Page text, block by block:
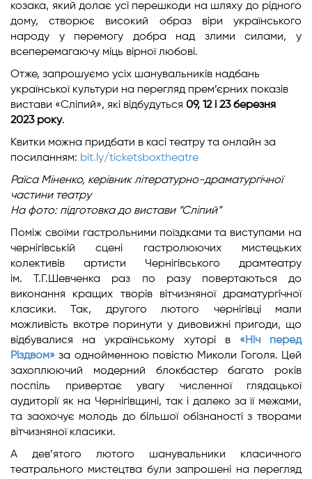
козака, який долає усі перешкоди на шляху до рідного
дому, створює високий образ віри українського
народу у перемогу добра над злими силами, у
всеперемагаючу міць вірної любові.
Отже, запрошуємо усіх шанувальників надбань
української культури на перегляд прем’єрних показів
вистави «Сліпий», які відбудуться 09, 12 і 23 березня
2023 року.
Квитки можна придбати в касі театру та онлайн за
посиланням: bit.ly/ticketsboxtheatre
Раїса Міненко, керівник літературно-драматургічної
частини театру
На фото: підготовка до вистави “Сліпий”
Поміж своїми гастрольними поїздками та виступами на
чернігівській сцені гастролюючих мистецьких
колективів артисти Чернігівського драмтеатру
ім. Т.Г.Шевченка раз по разу повертаються до
виконання кращих творів вітчизняної драматургічної
класики. Так, другого лютого чернігівці мали
можливість вкотре поринути у дивовижні пригоди, що
відбувалися на українському хуторі в «Ніч перед
Різдвом» за однойменною повістю Миколи Гоголя. Цей
захоплюючий модерний блокбастер багато років
поспіль привертає увагу численної глядацької
аудиторії як на Чернігівщині, так і далеко за її межами,
та заохочує молодь до більшої обізнаності з творами
вітчизняної класики.
А дев’ятого лютого шанувальники класичного
театрального мистецтва були запрошені на перегляд